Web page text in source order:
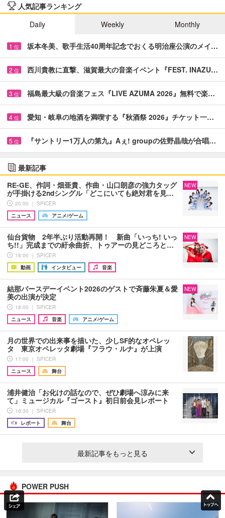
人気記事ランキング
Daily
Weekly Monthly
1 位 坂本冬美、歌手生活40周年記念でおくる明治座公演のメイ…
2 位 西川貴教に直撃、滋賀最大の音楽イベント『FEST. INAZU…
3 位 福島最大級の音楽フェス『LIVE AZUMA 2026』無料で楽…
4 位 愛知・岐阜の地酒を満喫する『秋酒祭 2026』チケット一…
5 位 『サントリー1万人の第九』Aぇ! groupの佐野晶哉が合唱…
最新記事
RE-GE、作詞・畑亜貴、作曲・山口朗彦の強力タッグ
が手掛ける2ndシングル「どこにいても絶対君を見…
20:00 ｜ SPICER
ニュース
アニメ/ゲーム
NEW
仙台貨物 2年半ぶり活動再開！ 新曲「いっち! いっ
ち!!」完成までの紆余曲折、トゥアーの見どころと…
18:00 ｜ SPICER
動画
インタビュー 音楽
NEW
結那バースデーイベント2026のゲストで斉藤朱夏＆愛
美の出演が決定
18:00 ｜ SPICER
ニュース
音楽 アニメ/ゲーム
NEW
月の世界での出来事を描いた、少しSF的なオペレッ
タ 東京オペレッタ劇場『フラウ・ルナ』が上演
17:00 ｜ SPICER
ニュース
舞台
浦井健治「お化けの話なので、ぜひ劇場へ涼みに来
て」ミュージカル『ゴースト』初日前会見レポート
16:30 ｜ SPICER
レポート
舞台
最新記事をもっと見る
POWER PUSH